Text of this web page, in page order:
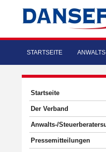
STARTSEITE
Startseite
Der Verband
Anwalts-/
Pressemitteilungen